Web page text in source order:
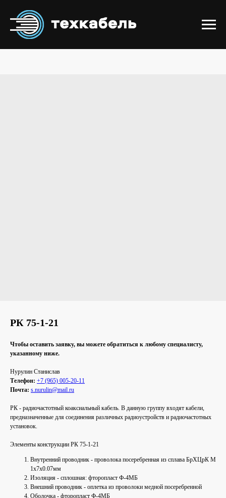
РК 75-1-21
Чтобы оставить заявку, вы можете обратиться к любому специалисту,
указанному ниже.
Нурулин Cтанислав
Телефон: +7 (965) 005-20-11
Почта: s.nurulin@mail.ru
РК - радиочастотный коаксиальный кабель. В данную группу входят кабели,
предназначенные для соединения различных радиоустройств и радиочастотных
установок.
Элементы конструкции РК 75-1-21
Внутренний проводник - проволока посеребренная из сплава БрХЦрК М
1х7х0.07мм
Изоляция - сплошная: фторопласт Ф-4МБ
Внешний проводник - оплетка из проволоки медной посеребренной
Оболочка - фторопласт Ф-4МБ